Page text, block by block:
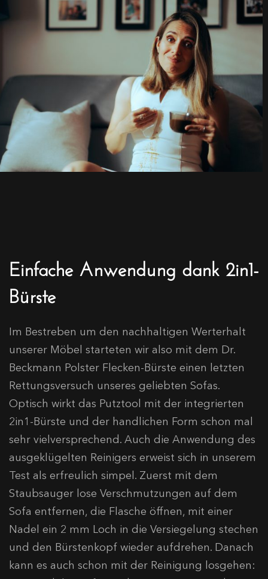
Einfache Anwendung dank 2in1-
Bürste
Im Bestreben um den nachhaltigen Werterhalt
unserer Möbel starteten wir also mit dem Dr.
Beckmann Polster Flecken-Bürste einen letzten
Rettungsversuch unseres geliebten Sofas.
Optisch wirkt das Putztool mit der integrierten
2in1-Bürste und der handlichen Form schon mal
sehr vielversprechend. Auch die Anwendung des
ausgeklügelten Reinigers erweist sich in unserem
Test als erfreulich simpel. Zuerst mit dem
Staubsauger lose Verschmutzungen auf dem
Sofa entfernen, die Flasche öffnen, mit einer
Nadel ein 2 mm Loch in die Versiegelung stechen
und den Bürstenkopf wieder aufdrehen. Danach
kann es auch schon mit der Reinigung losgehen: